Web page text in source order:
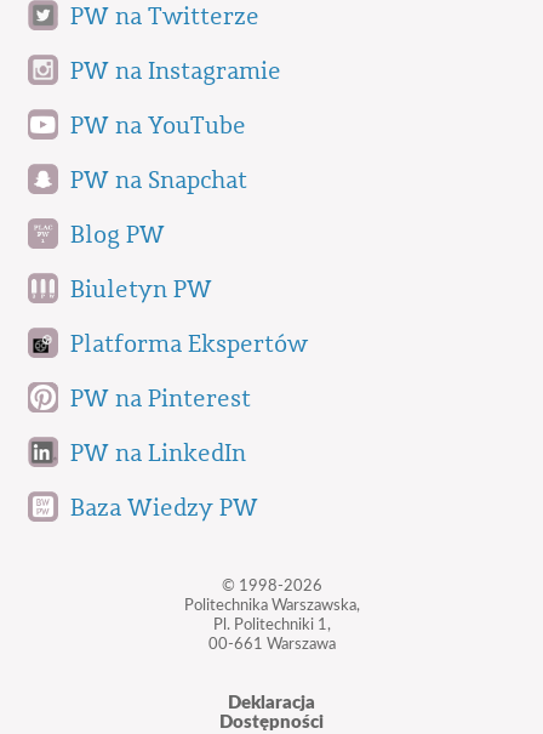
PW na Twitterze
PW na Instagramie
PW na YouTube
PW na Snapchat
Blog PW
Biuletyn PW
Platforma Ekspertów
PW na Pinterest
PW na LinkedIn
Baza Wiedzy PW
© 1998-2026
Politechnika Warszawska,
Pl. Politechniki 1,
00-661 Warszawa
Deklaracja
Dostępności